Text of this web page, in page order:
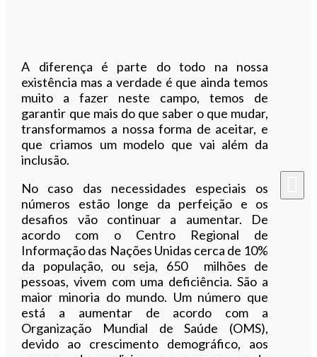
A diferença é parte do todo na nossa
existência mas a verdade é que ainda temos
muito a fazer neste campo, temos de
garantir que mais do que saber o que mudar,
transformamos a nossa forma de aceitar, e
que criamos um modelo que vai além da
inclusão.
No caso das necessidades especiais os
números estão longe da perfeição e os
desafios vão continuar a aumentar. De
acordo com o Centro Regional de
Informação das Nações Unidas cerca de 10%
da população, ou seja, 650 milhões de
pessoas, vivem com uma deficiência. São a
maior minoria do mundo. Um número que
está a aumentar de acordo com a
Organização Mundial de Saúde (OMS),
devido ao crescimento demográfico, aos